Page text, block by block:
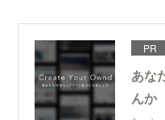
PR
あな
んか